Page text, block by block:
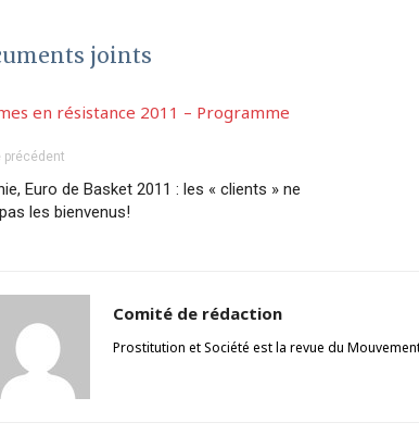
joints
en résistance 2011 – Programme
précédent
Euro de Basket 2011 : les « clients » ne
les bienvenus!
Comité de rédaction
Prostitution et Société est la revue du